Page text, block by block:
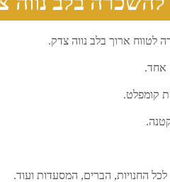
לטווח ארוך בלב נווה צדק.
אחד.
קומפלט.
החנויות, הברים, המסעדות ועוד.